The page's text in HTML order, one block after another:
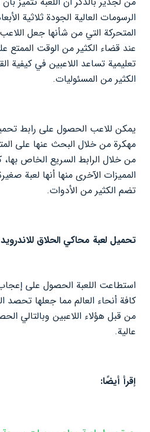
الرسومات العالية الجودة ثلاثية
المتحركة التي من شأنها جعل
عند قضاء الكثير من الوقت الممتع
تعليمية تساعد اللاعبين في كيفية
الكثير من المسئوليات.
مهكرة من خلال البحث عنها على
من خلال الرابط السريع الخاص بها،
المميزات الآخرى منها أنها لعبة
تضم الكثير من الأدوات.
تحميل لعبة محاكي الحلاق للاندرويد
استطاعت اللعبة الحصول على
كافة أنحاء العالم مما جعلها تحصد
من قبل هؤلاء اللاعبين وبالتالي
عالية.
إقرأ أيضًا: